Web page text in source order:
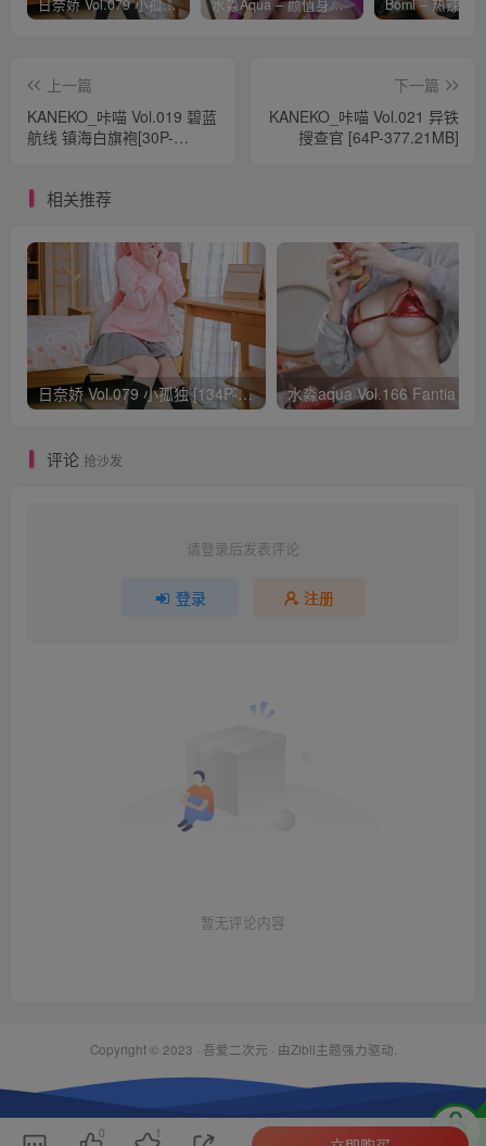
日奈娇 Vol.079 小孤独 [134P-1.84GB] 水淼Aqua – 颜值身材双在线 火爆日本 Cos写真作品合集
上一篇
KANEKO_咔喵 Vol.019 碧蓝
航线 镇海白旗袍[30P-
下一篇
KANEKO_咔喵 Vol.021 异铁
搜查官 [64P-377.21MB]
相关推荐
日奈娇 Vol.079 小孤独 [134P-1.84GB]
评论 抢沙发
请登录后发表评论
登录 注册
暂无评论内容
Copyright © 2023 · 吾爱二次元 · 由Zibll主题强力驱动.
0 1